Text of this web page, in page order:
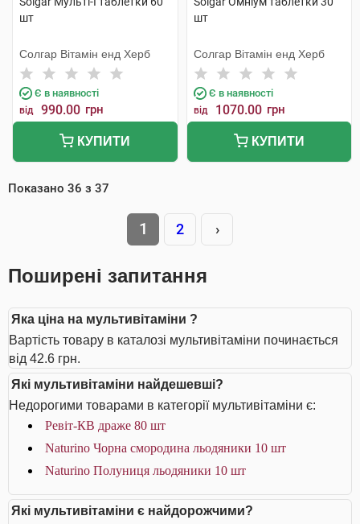
шт
Солгар Вітамін енд Херб
Є в наявності
від 990.00 грн
КУПИТИ
шт
Солгар Вітамін енд Херб
Є в наявності
від 1070.00 грн
КУПИТИ
Показано 36 з 37
1 2 ›
Поширені запитання
Яка ціна на мультивітаміни ?
Вартість товару в каталозі мультивітаміни починається
від 42.6 грн.
Які мультивітаміни найдешевші?
Недорогими товарами в категорії мультивітаміни є:
Ревіт-КВ драже 80 шт
Naturino Чорна смородина льодяники 10 шт
Naturino Полуниця льодяники 10 шт
Які мультивітаміни є найдорожчими?